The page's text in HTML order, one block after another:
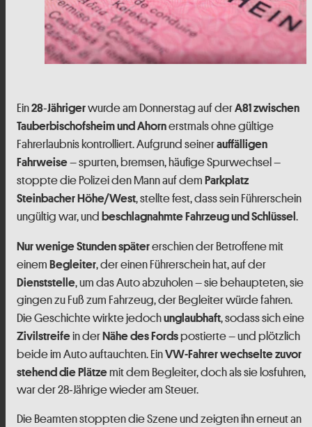
Ein28‑Jährigerwurde am Donnerstag auf derA 81 zwischen
Tauberbischofsheim und Ahornerstmals ohne gültige
Fahrerlaubnis kontrolliert. Aufgrund seinerauffälligen
Fahrweise– spurten, bremsen, häufige Spurwechsel –
stoppte die Polizei den Mann auf dem Parkplatz
Steinbacher Höhe/West, stellte fest, dass sein Führerschein
ungültig war, und beschlagnahmte Fahrzeug und Schlüssel.
Nur wenige Stunden spätererschien der Betroffene mit
einem Begleiter, der einen Führerschein hat, auf der
Dienststelle, um das Auto abzuholen – sie behaupteten, sie
gingen zu Fuß zum Fahrzeug, der Begleiter würde fahren.
Die Geschichte wirkte jedochunglaubhaft, sodass sich eine
Zivilstreifein derNähe des Fordspostierte – und plötzlich
beide im Auto auftauchten. EinVW-Fahrer wechselte zuvor
stehend die Plätzemit dem Begleiter, doch als sie losfuhren,
war der 28‑Jährige wieder am Steuer.
Die Beamten stoppten die Szene und zeigten ihn erneut an